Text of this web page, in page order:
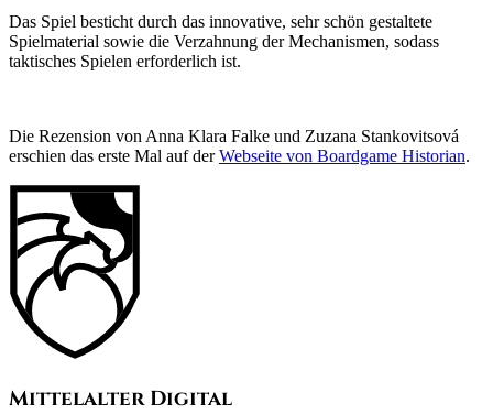
Das Spiel besticht durch das innovative, sehr schön gestaltete
Spielmaterial sowie die Verzahnung der Mechanismen, sodass
taktisches Spielen erforderlich ist.
Die Rezension von Anna Klara Falke und Zuzana Stankovitsová
erschien das erste Mal auf derWebseite von Boardgame Historian.
Mittelalter Digital